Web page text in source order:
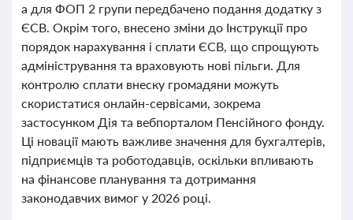
а для ФОП 2 групи передбачено подання додатку з
ЄСВ. Окрім того, внесено зміни до Інструкції про
порядок нарахування і сплати ЄСВ, що спрощують
адміністрування та враховують нові пільги. Для
контролю сплати внеску громадяни можуть
скористатися онлайн-сервісами, зокрема
застосунком Дія та вебпорталом Пенсійного фонду.
Ці новації мають важливе значення для бухгалтерів,
підприємців та роботодавців, оскільки впливають
на фінансове планування та дотримання
законодавчих вимог у 2026 році.